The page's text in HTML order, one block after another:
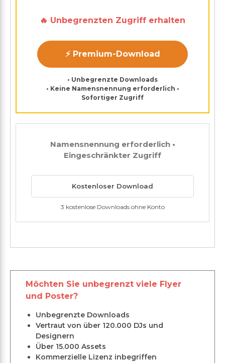
🔥 Unbegrenzten Zugriff erhalten
⚡ Premium-Download
• Unbegrenzte Downloads
• Keine Namensnennung erforderlich •
Sofortiger Zugriff
Namensnennung erforderlich •
Eingeschränkter Zugriff
Kostenloser Download
3 kostenlose Downloads ohne Konto
Möchten Sie unbegrenzt viele Flyer
und Poster?
Unbegrenzte Downloads
Vertraut von über 120.000 DJs und
Designern
Über 15.000 Assets
Kommerzielle Lizenz inbegriffen